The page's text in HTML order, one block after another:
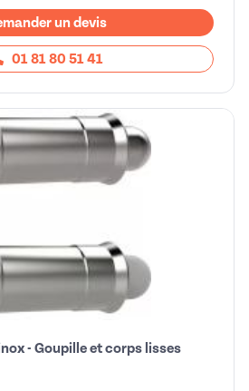
un devis
01 81 80 51 41
- Goupille et corps lisses